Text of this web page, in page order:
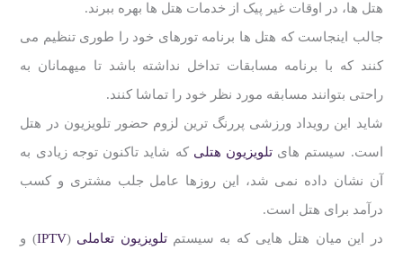
هتل ها، در اوقات غیر پیک از خدمات هتل ها بهره ببرند.
جالب اینجاست که هتل ها برنامه تورهای خود را طوری تنظیم می
کنند که با برنامه مسابقات تداخل نداشته باشد تا میهمانان به
راحتی بتوانند مسابقه مورد نظر خود را تماشا کنند.
شاید این رویداد ورزشی پررنگ ترین لزوم حضور تلویزیون در هتل
است. سیستم هایتلویزیون هتلی که شاید تاکنون توجه زیادی به
آن نشان داده نمی شد، این روزها عامل جلب مشتری و کسب
درآمد برای هتل است.
در این میان هتل هایی که به سیستمتلویزیون تعاملی (
IPTV) و